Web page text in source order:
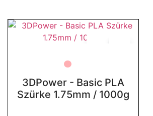
3DPower - Basic PLA
Szürke 1.75mm / 1000g